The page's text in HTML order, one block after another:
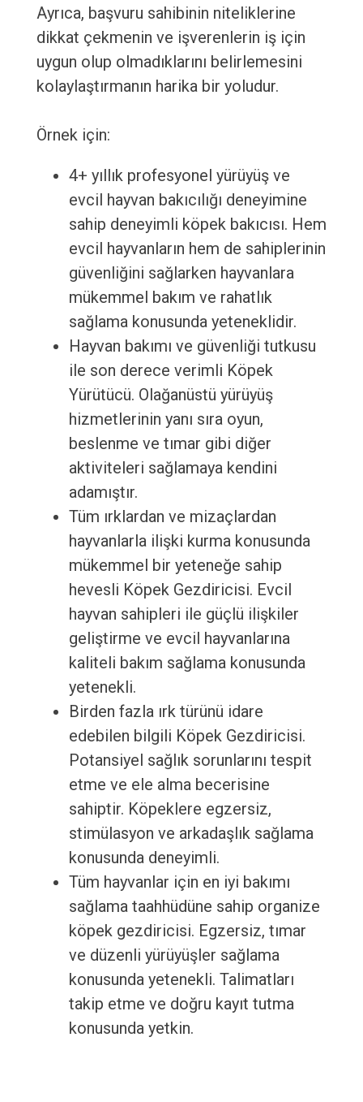
Ayrıca, başvuru sahibinin niteliklerine
dikkat çekmenin ve işverenlerin iş için
uygun olup olmadıklarını belirlemesini
kolaylaştırmanın harika bir yoludur.
Örnek için:
4+ yıllık profesyonel yürüyüş ve
evcil hayvan bakıcılığı deneyimine
sahip deneyimli köpek bakıcısı. Hem
evcil hayvanların hem de sahiplerinin
güvenliğini sağlarken hayvanlara
mükemmel bakım ve rahatlık
sağlama konusunda yeteneklidir.
Hayvan bakımı ve güvenliği tutkusu
ile son derece verimli Köpek
Yürütücü. Olağanüstü yürüyüş
hizmetlerinin yanı sıra oyun,
beslenme ve tımar gibi diğer
aktiviteleri sağlamaya kendini
adamıştır.
Tüm ırklardan ve mizaçlardan
hayvanlarla ilişki kurma konusunda
mükemmel bir yeteneğe sahip
hevesli Köpek Gezdiricisi. Evcil
hayvan sahipleri ile güçlü ilişkiler
geliştirme ve evcil hayvanlarına
kaliteli bakım sağlama konusunda
yetenekli.
Birden fazla ırk türünü idare
edebilen bilgili Köpek Gezdiricisi.
Potansiyel sağlık sorunlarını tespit
etme ve ele alma becerisine
sahiptir. Köpeklere egzersiz,
stimülasyon ve arkadaşlık sağlama
konusunda deneyimli.
Tüm hayvanlar için en iyi bakımı
sağlama taahhüdüne sahip organize
köpek gezdiricisi. Egzersiz, tımar
ve düzenli yürüyüşler sağlama
konusunda yetenekli. Talimatları
takip etme ve doğru kayıt tutma
konusunda yetkin.